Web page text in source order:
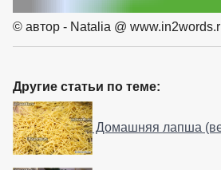
© автор - Natalia @
Другие статьи по теме:
Домашняя лапша